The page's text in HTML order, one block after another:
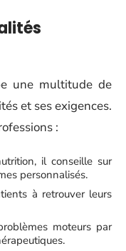
une multitude de
et ses exigences.
:
il conseille sur
personnalisés.
à retrouver leurs
moteurs par